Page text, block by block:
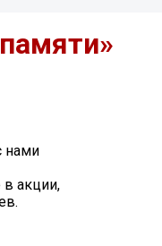
нами
в акции,